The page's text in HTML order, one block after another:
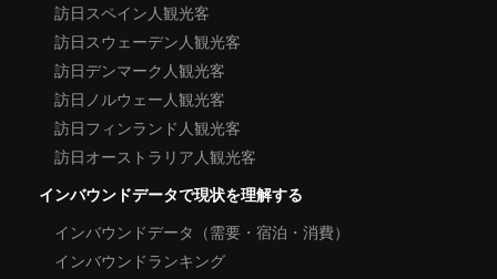
訪日スペイン人観光客
訪日スウェーデン人観光客
訪日デンマーク人観光客
訪日ノルウェー人観光客
訪日フィンランド人観光客
訪日オーストラリア人観光客
インバウンドデータで現状を理解する
インバウンドデータ（需要・宿泊・消費）
インバウンドランキング